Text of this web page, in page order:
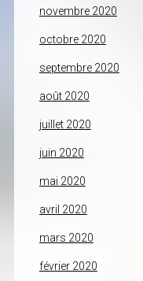
novembre 2020
octobre 2020
septembre 2020
août 2020
juillet 2020
juin 2020
mai 2020
avril 2020
mars 2020
février 2020